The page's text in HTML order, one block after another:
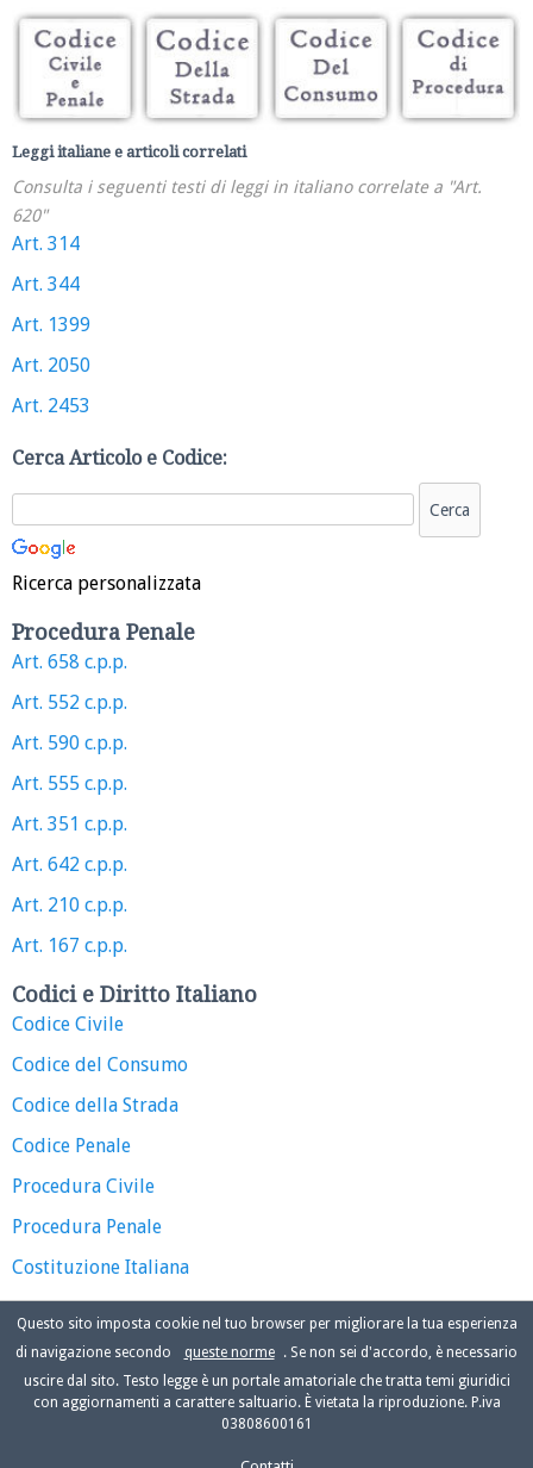
Leggi italiane e articoli correlati
Consulta i seguenti testi di leggi in italiano correlate a "Art.
620"
Art. 314
Art. 344
Art. 1399
Art. 2050
Art. 2453
Cerca Articolo e Codice:
Ricerca personalizzata
Procedura Penale
Art. 658 c.p.p.
Art. 552 c.p.p.
Art. 590 c.p.p.
Art. 555 c.p.p.
Art. 351 c.p.p.
Art. 642 c.p.p.
Art. 210 c.p.p.
Art. 167 c.p.p.
Codici e Diritto Italiano
Codice Civile
Codice del Consumo
Codice della Strada
Codice Penale
Procedura Civile
Procedura Penale
Costituzione Italiana
Questo sito imposta cookie nel tuo browser per migliorare la tua esperienza
di navigazione secondo
queste norme
. Se non sei d'accordo, è necessario
uscire dal sito. Testo legge è un portale amatoriale che tratta temi giuridici
con aggiornamenti a carattere saltuario. È vietata la riproduzione. P.iva
03808600161